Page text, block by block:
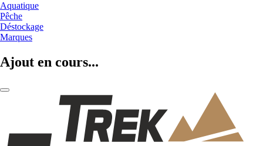
Aquatique
Pêche
Déstockage
Marques
Ajout en cours...